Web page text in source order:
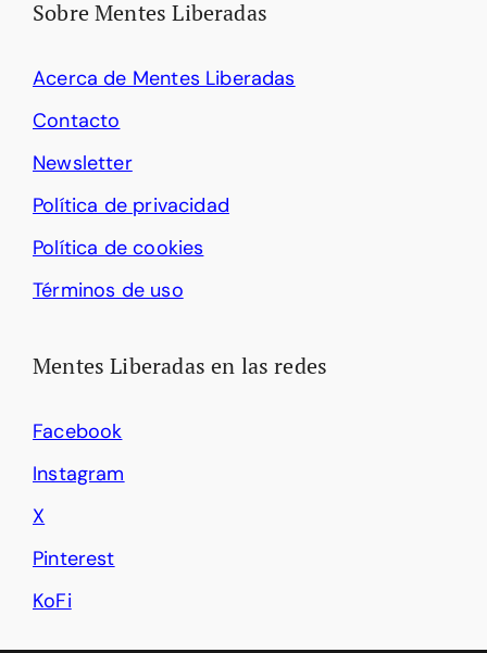
Sobre Mentes Liberadas
Acerca de Mentes Liberadas
Contacto
Newsletter
Política de privacidad
Política de cookies
Términos de uso
Mentes Liberadas en las redes
Facebook
Instagram
X
Pinterest
KoFi